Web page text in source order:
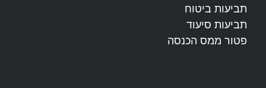
תביעות ביטוח
תביעות סיעוד
פטור ממס הכנסה